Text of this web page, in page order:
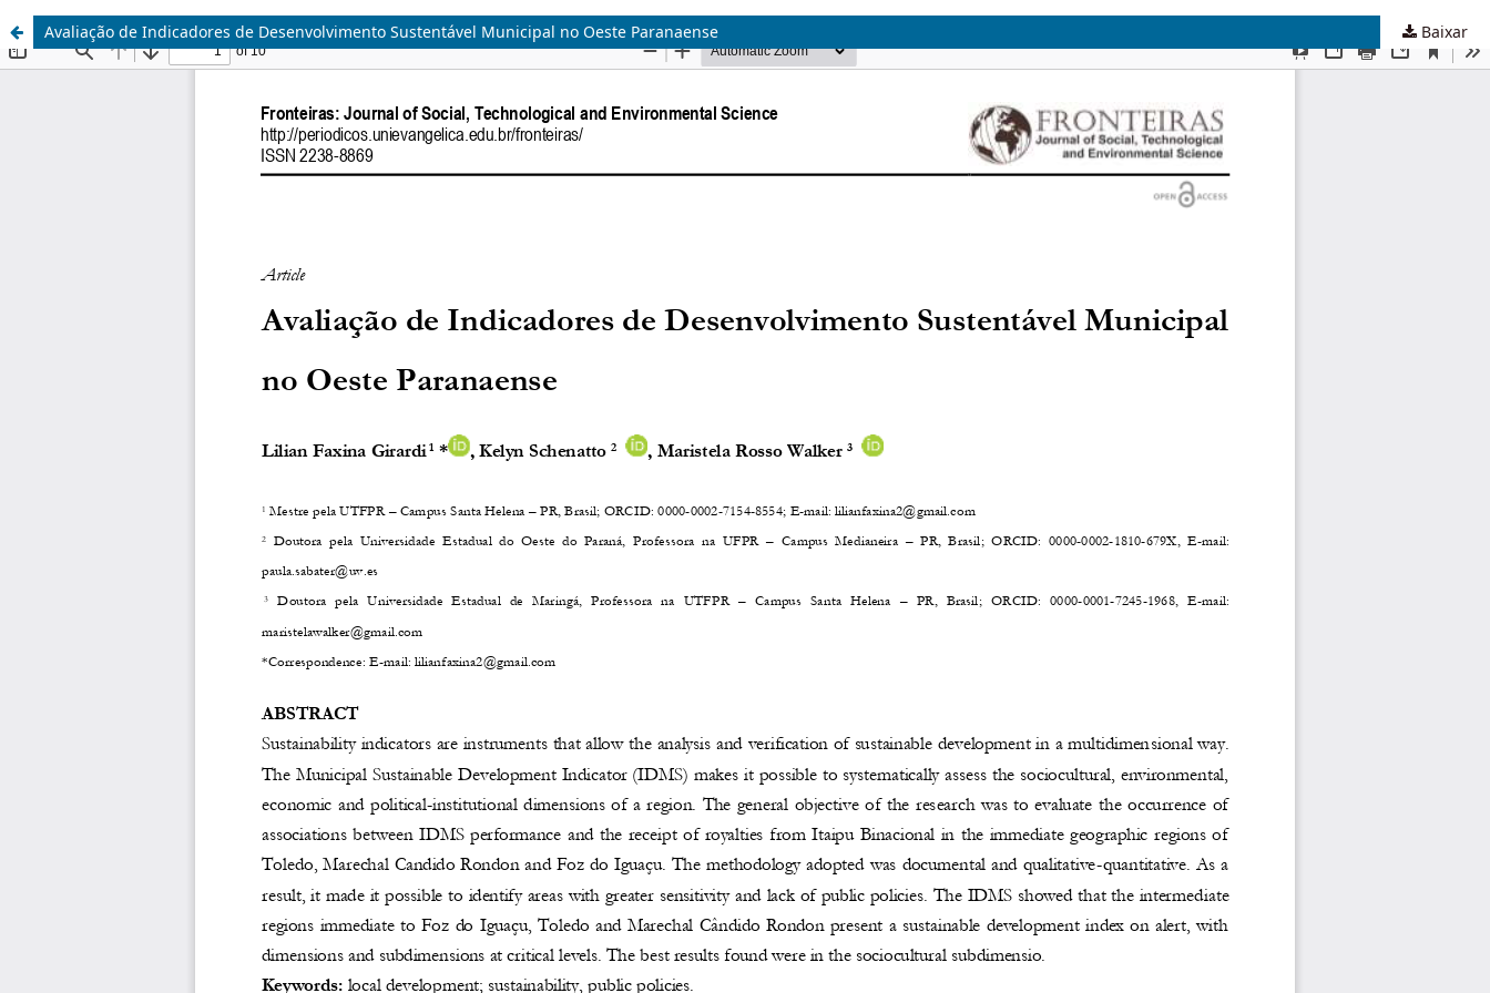
Avaliação de Indicadores de Desenvolvimento Sustentável Municipal no Oeste Paranaense Baixar